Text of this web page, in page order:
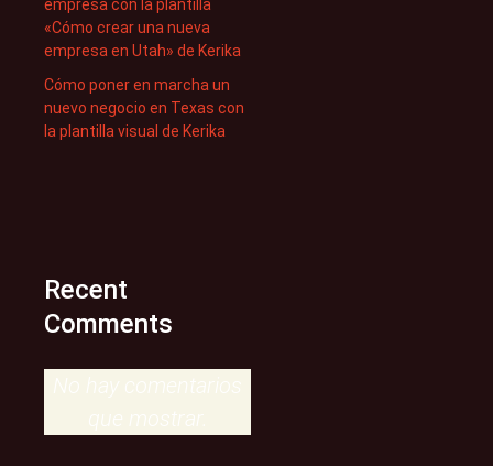
empresa con la plantilla
«Cómo crear una nueva
empresa en Utah» de Kerika
Cómo poner en marcha un
nuevo negocio en Texas con
la plantilla visual de Kerika
Recent
Comments
No hay comentarios
que mostrar.